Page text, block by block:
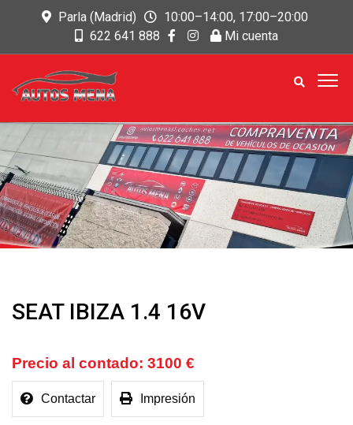
Parla (Madrid)
10:00–14:00, 17:00–20:00
622 641 888
Mi cuenta
SEAT IBIZA 1.4 16V
3100 €
Contactar Impresión